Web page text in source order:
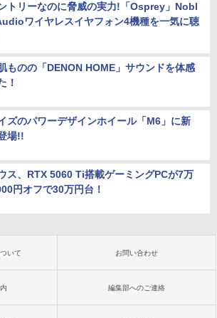
トリーなのに脅威の実力!「Osprey」Nobl
ワイヤレスイヤフォン4機種を一気に聴
ものの「DENON HOME」サウンドを体感
！
ズのパワーデザインホイール「M6」に新
場!!
ス、RTX 5060 Ti搭載ゲーミングPCが7万
円オフで30万円台！
いて お問い合わせ
編集部へのご連絡